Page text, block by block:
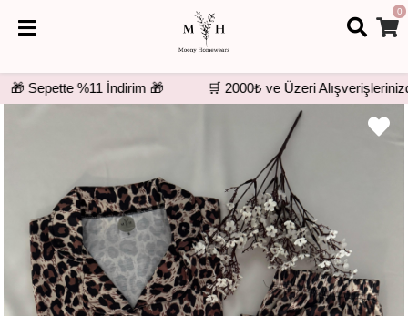
0
Sepette %11 İndirim 🎁 🛒 2000₺ ve Üzeri